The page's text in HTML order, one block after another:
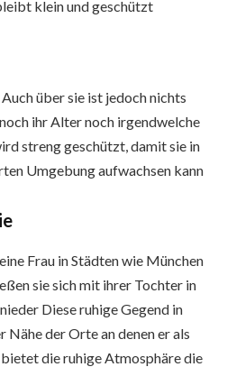
klein und geschützt
über sie ist jedoch nichts
ihr Alter noch irgendwelche
streng geschützt, damit sie in
Umgebung aufwachsen kann
Frau in Städten wie München
sie sich mit ihrer Tochter in
Diese ruhige Gegend in
Nähe der Orte an denen er als
die ruhige Atmosphäre die